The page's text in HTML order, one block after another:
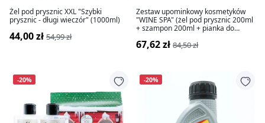
Żel pod prysznic XXL "Szybki
prysznic - długi wieczór" (1000ml)
44,00 zł 54,99 zł
Zestaw upominkowy kosmetyków
"WINE SPA" (żel pod prysznic 200ml
+ szampon 200ml + pianka do
67,62 zł 84,50 zł
-20% -20%